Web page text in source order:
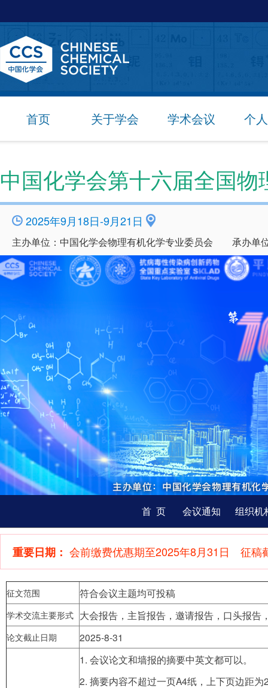
首页 关于学会 学术会议 个
中国化学会第十六届全国
2025年9月18日-9月21日
主办单位：中国化学会物理有机化学专业委员会 承办单
首 页 会议通知 组织机
重要日期： 会前缴费优惠期至2025年8月31日 征稿
征文范围 符合会议主题均可投稿
学术交流主要形式 大会报告，主旨报告，邀请报告，口头报告
论文截止日期 2025-8-31
1. 会议论文和墙报的摘要中英文都可以。
2. 摘要内容不超过一页A4纸，上下页边距为